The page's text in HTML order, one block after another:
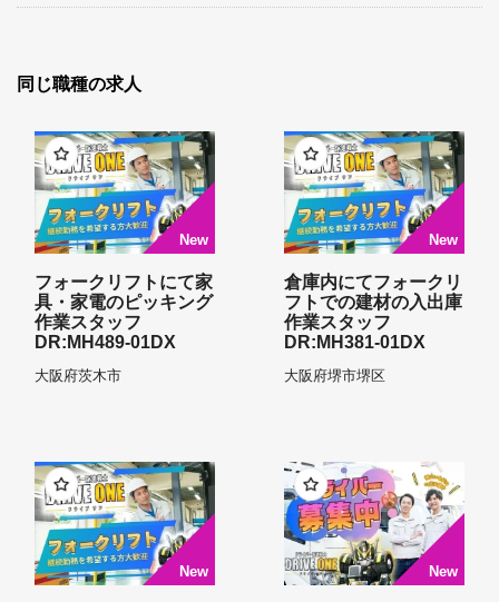
同じ職種の求人
フォークリフトにて家
具・家電のピッキング
作業スタッフ
DR:MH489-01DX
大阪府茨木市
倉庫内にてフォークリ
フトでの建材の入出庫
作業スタッフ
DR:MH381-01DX
大阪府堺市堺区